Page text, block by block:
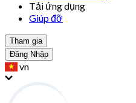
Tải ứng dụng
Giúp đỡ
Tham gia
Đăng Nhập
vn